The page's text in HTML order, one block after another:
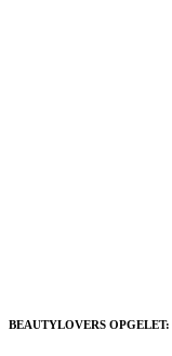
BEAUTYLOVERS OPGELET: